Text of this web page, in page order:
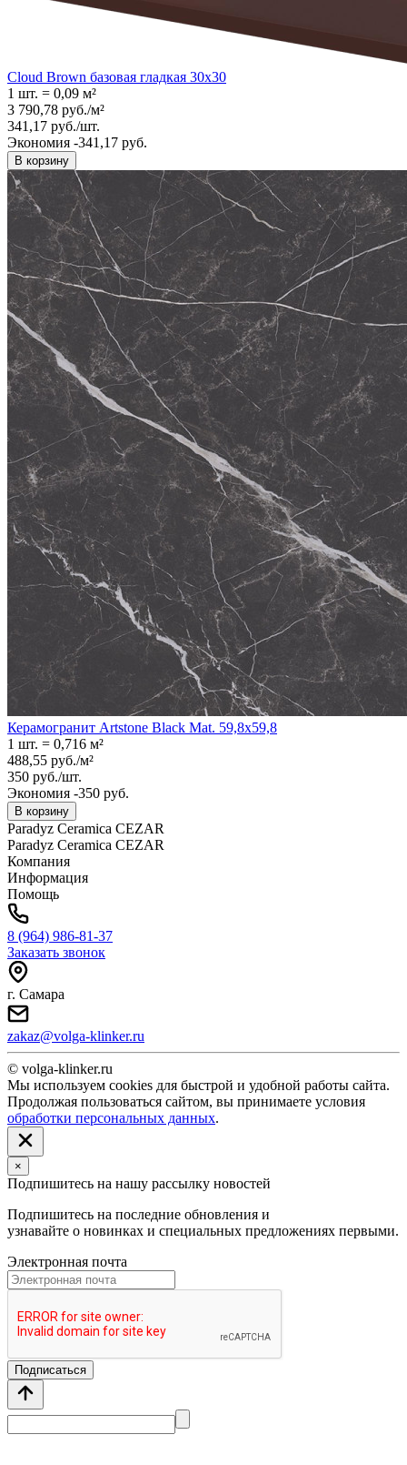
Cloud Brown базовая гладкая 30x30
1 шт. = 0,09 м²
3 790,78 руб./м²
341,17 руб./шт.
Экономия -341,17 руб.
В корзину
Керамогранит Artstone Black Mat. 59,8x59,8
1 шт. = 0,716 м²
488,55 руб./м²
350 руб./шт.
Экономия -350 руб.
В корзину
Paradyz Ceramica CEZAR
Paradyz Ceramica CEZAR
Компания
Информация
Помощь
8 (964) 986-81-37
Заказать звонок
г. Самара
zakaz@volga-klinker.ru
© volga-klinker.ru
Мы используем cookies для быстрой и удобной работы сайта.
Продолжая пользоваться сайтом, вы принимаете условия
обработки персональных данных.
×
Подпишитесь на нашу рассылку новостей
Подпишитесь на последние обновления и
узнавайте о новинках и специальных предложениях первыми.
Электронная почта
Подписаться